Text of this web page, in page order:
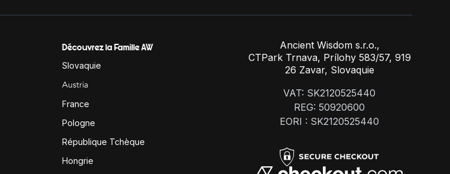
Découvrez la Famille AW
Slovaquie
Austria
France
Pologne
République Tchèque
Hongrie
Ancient Wisdom s.r.o.,
CTPark Trnava, Prílohy 583/57, 919
26 Zavar, Slovaquie
VAT: SK2120525440
REG: 50920600
EORI : SK2120525440